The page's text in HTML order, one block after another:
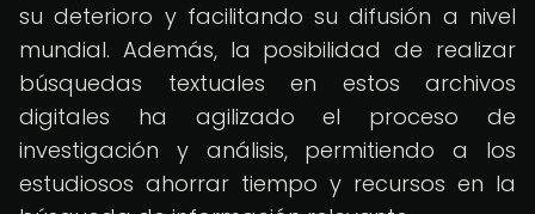
su deterioro y facilitando su difusión a nivel
mundial. Además, la posibilidad de realizar
búsquedas textuales en estos archivos
digitales ha agilizado el proceso de
investigación y análisis, permitiendo a los
estudiosos ahorrar tiempo y recursos en la